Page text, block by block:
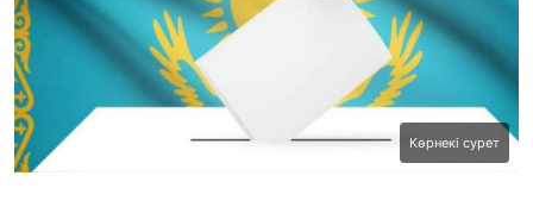
Көрнекі сурет